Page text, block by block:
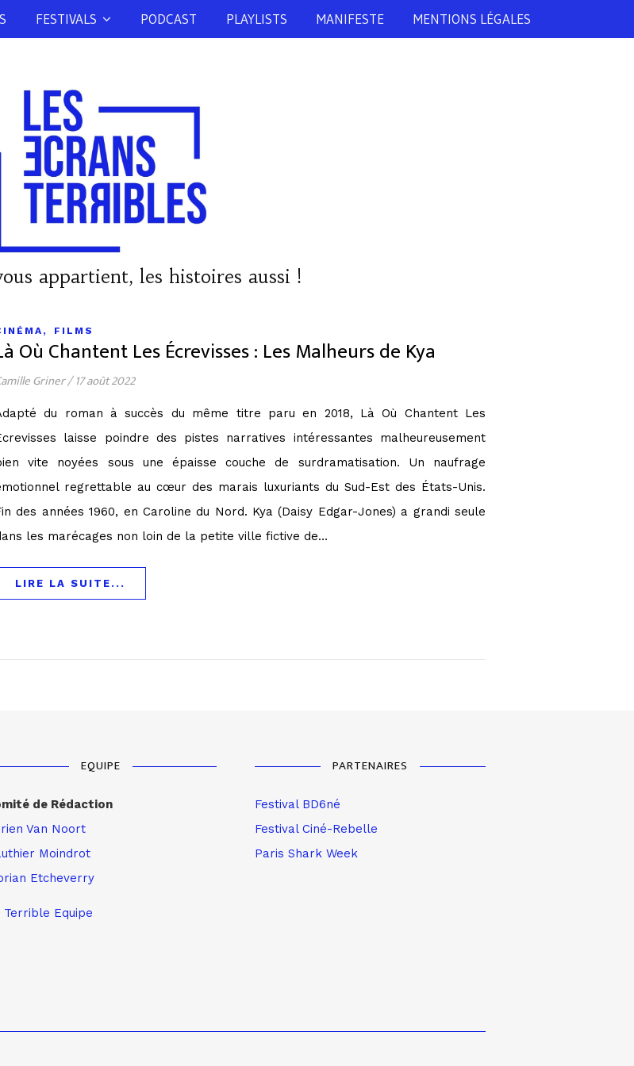
FESTIVALS PODCAST PLAYLISTS MANIFESTE MENTIONS LÉGALES
appartient, les histoires aussi !
, FILMS
Où Chantent Les Écrevisses : Les Malheurs de Kya
Griner/ 17 août 2022
du roman à succès du même titre paru en 2018, Là Où Chantent Les
laisse poindre des pistes narratives intéressantes malheureusement
vite noyées sous une épaisse couche de surdramatisation. Un naufrage
regrettable au cœur des marais luxuriants du Sud-Est des États-Unis.
des années 1960, en Caroline du Nord. Kya (Daisy Edgar-Jones) a grandi seule
les marécages non loin de la petite ville fictive de…
LIRE LA SUITE...
EQUIPE
de Rédaction
Van Noort
Moindrot
Etcheverry
Terrible Equipe
PARTENAIRES
Festival BD6né
Festival Ciné-Rebelle
Paris Shark Week